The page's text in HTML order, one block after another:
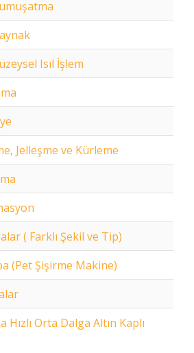
Isıl İşlem
Jelleşme ve Kürleme
( Farklı Şekil ve Tip)
(Pet Şişirme Makine)
Orta Dalga Altın Kaplı